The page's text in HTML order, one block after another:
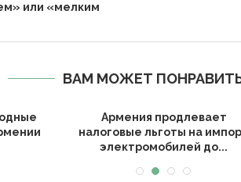
или «мелким
ВАМ МОЖЕТ
Армения продлевает
налоговые льготы на
электромобилей до...